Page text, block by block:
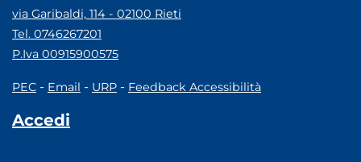
via Garibaldi, 114 - 02100 Rieti
Tel. 0746267201
P.Iva 00915900575
PEC - Email - URP - Feedback Accessibilità
Accedi